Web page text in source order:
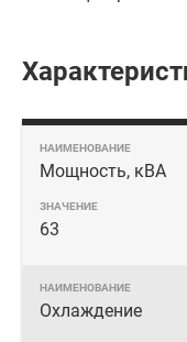
Мощность, кВА
63
Охлаждение